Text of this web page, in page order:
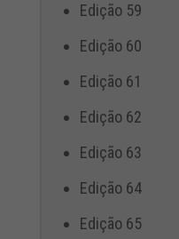
Edição 59
Edição 60
Edição 61
Edição 62
Edição 63
Edição 64
Edição 65